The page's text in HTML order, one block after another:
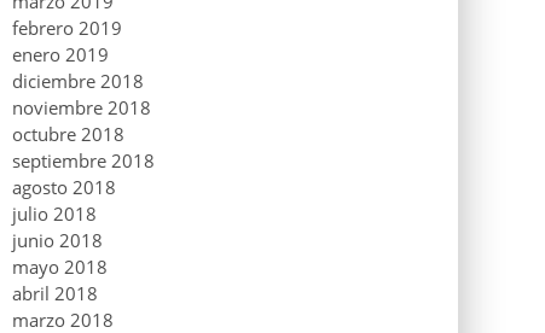
febrero 2019
enero 2019
diciembre 2018
noviembre 2018
octubre 2018
septiembre 2018
agosto 2018
julio 2018
junio 2018
mayo 2018
abril 2018
marzo 2018